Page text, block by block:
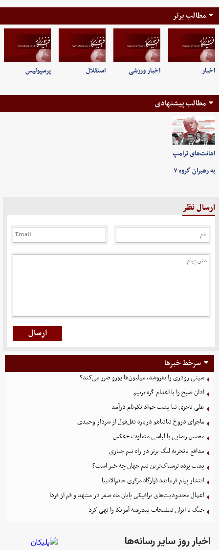
مطالب برتر
اخبار اخبار ورزشی استقلال پرسپولیس
مطالب پیشنهادی
اهانت‌های ترامپ
به رهبران گروه ۷
ارسال نظر
سرخط خبرها
سیتی رودری را بفروشد، میلیون‌ها یورو ضرر می‌کند؟
اذان صبح را با اعدام گره نزنیم
علی تاجری‌ نیا پشت جواد نکونام درآمد
ماجرای دروغ نتانیاهو درباره نقل‌قول از سردار وحیدی
محسن رضایی با لباسی متفاوت +عکس
مدافع باتجربه لیگ برتر در راه تیم جباری
پشت پرده ترسناک‌ترین تیم جهان چه خبر است؟
انتشار پیام فرمانده قرارگاه مرکزی خاتم‌الانبیا
اعمال محدودیت‌های ترافیکی پایان ماه صفر در مشهد و قم از فردا
جنگ با ایران تسلیحات پیشرفته آمریکا را تهی کرد